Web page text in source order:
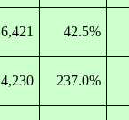
6,421 42.5%
4,230 237.0%